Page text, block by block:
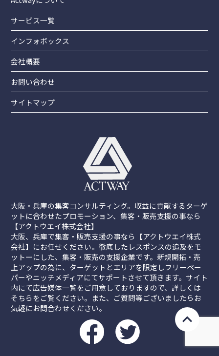
サービス一覧
インフォボックス
会社概要
お問い合わせ
サイトマップ
大阪・兵庫の集客コンサルティング。収益に貢献するターゲ
ットに合わせたプロモーション、集客・販売支援の事なら
【アクトウエイ株式会社】
大阪、兵庫で集客・販売支援の事なら【アクトウエイ株式
会社】にお任せください。徹底したレスポンスの追及をモ
ットーにした、集客・販売の支援企業です。新規開拓・売
上アップの為に、ターゲットとエリアを限定しフリーペー
パーやニッチメディアにてサポートさせて頂きます。サイト
内にて広告媒体一覧をご用意しておりますので、詳しくは
そちらをご覧ください。また、ご質問等ございましたらお
気軽にお問合わせください。